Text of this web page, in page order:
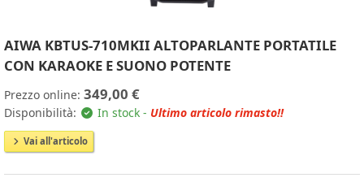
AIWA KBTUS-710MKII ALTOPARLANTE PORTATILE
CON KARAOKE E SUONO POTENTE
Prezzo online: 349,00 €
Disponibilità: In stock - Ultimo articolo rimasto!!
Vai all'articolo